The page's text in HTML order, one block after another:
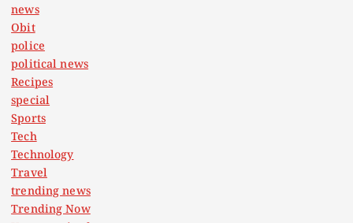
news
Obit
police
political news
Recipes
special
Sports
Tech
Technology
Travel
trending news
Trending Now